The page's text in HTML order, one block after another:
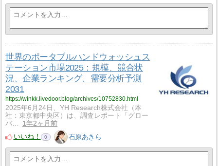
世界のポータブルハンドウォッシュス
テーション市場2025：規模、競合状
況、企業ランキング、需要分析予測
2031
https://winkk.livedoor.blog/archives/10752830.html
2025年6月24日、YH Research株式会社（本
社：東京都中央区）は、調査レポート「グロー
バ…
1年2ヶ月前
いいね！
0 石原あきら